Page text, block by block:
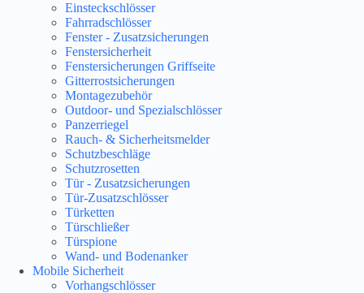
Einsteckschlösser
Fahrradschlösser
Fenster - Zusatzsicherungen
Fenstersicherheit
Fenstersicherungen Griffseite
Gitterrostsicherungen
Montagezubehör
Outdoor- und Spezialschlösser
Panzerriegel
Rauch- & Sicherheitsmelder
Schutzbeschläge
Schutzrosetten
Tür - Zusatzsicherungen
Tür-Zusatzschlösser
Türketten
Türschließer
Türspione
Wand- und Bodenanker
Mobile Sicherheit
Vorhangschlösser